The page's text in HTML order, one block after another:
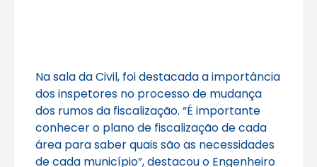
Na sala da Civil, foi destacada a importância
dos inspetores no processo de mudança
dos rumos da fiscalização. “É importante
conhecer o plano de fiscalização de cada
área para saber quais são as necessidades
de cada município”, destacou o Engenheiro